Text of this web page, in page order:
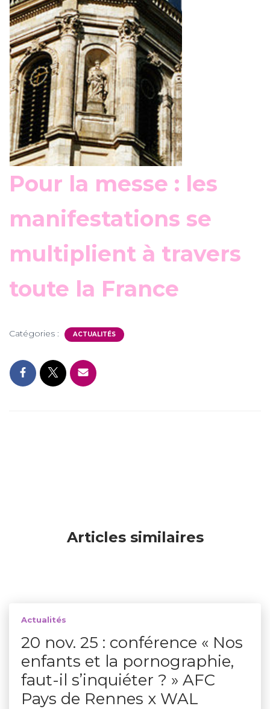
Pour la messe : les
manifestations se
multiplient à travers
toute la France
Catégories : ACTUALITÉS
Articles similaires
Actualités
20 nov. 25 : conférence « Nos
enfants et la pornographie,
faut-il s’inquiéter ? » AFC
Pays de Rennes x WAL